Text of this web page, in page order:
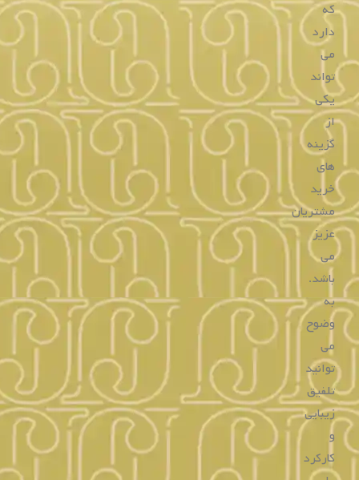
ساعت‌
مردانه
همیلتون
در
طیف
گسترده‌ای
از
طرح‌ها
و
سبک‌ها
در
گالری
جواهریان
موجود
می
باشد
که
شما
می
توانید